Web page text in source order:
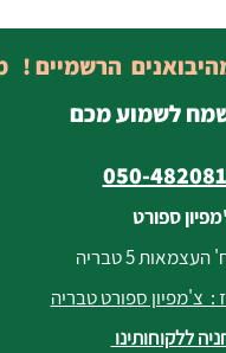
לשמוע מכם
050-
ספורט
העצמאות 5 טבריה
: צ'מפיון ספורט טבריה
ללקוחותינו
הרשמיים